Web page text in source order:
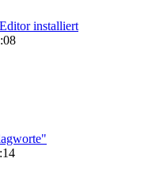
installiert